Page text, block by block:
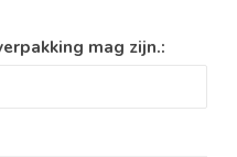
mag zijn.: